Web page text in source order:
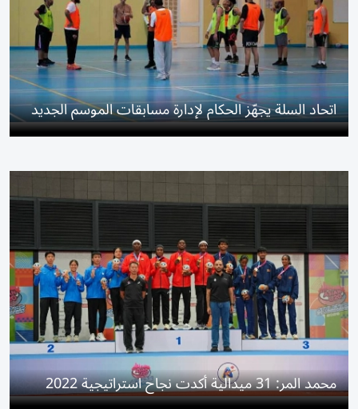
اتحاد السلة يجهّز الحكام لإدارة مسابقات الموسم الجديد
محمد المر: 31 ميدالية أكدت نجاح استراتيجية 2022